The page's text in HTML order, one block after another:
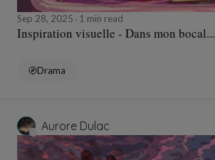
Sep 28, 2025 1 min read
Inspiration visuelle - Dans mon bocal...
Drama
Aurore Dulac